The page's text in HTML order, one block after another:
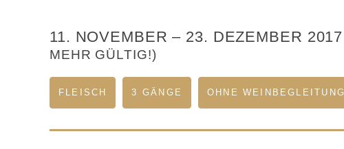
11. NOVEMBER – 23. DEZEMBER 2017
MEHR GÜLTIG!)
FLEISCH 3 GÄNGE OHNE WEINBEGLEITUNG